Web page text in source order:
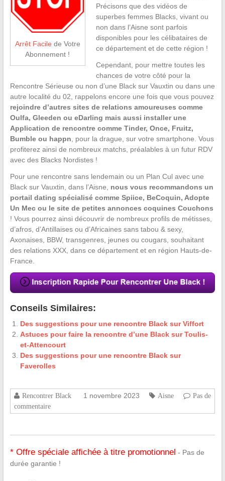
Arrêt Facile de Votre
Abonnement !
Précisons que des vidéos de
superbes femmes Blacks, vivant ou
non dans l’Aisne sont parfois
disponibles pour les célibataires de
ce département et de cette région !
Cependant, pour mettre toutes les
chances de votre côté pour la
Rencontre Sérieuse ou non d’une Black sur Vauxtin ou dans une
autre localité du 02, rappelons encore une fois que vous pouvez
rejoindre d’autres sites de relations amoureuses comme
Oulfa, Gleeden ou eDarling mais aussi installer une
Application de rencontre comme Tinder, Once, Fruitz,
Bumble ou happn , pour la drague, sur votre smartphone. Vous
profiterez ainsi de nombreux matchs, préalables à un futur RDV
avec des Blacks Nordistes !
Pour une rencontre sans lendemain ou un Plan Cul avec une
Black sur Vauxtin, dans l’Aisne, nous vous recommandons un
portail dating spécialisé comme Spiice, BeCoquin, Adopte
Un Mec ou le site de petites annonces coquines Couchons
! Vous pourrez ainsi découvrir de nombreux profils de métisses,
d’afros, d’Antillaises ou d’Africaines sans tabou & sexy,
Axonaises, BBW, transgenres, jeunes ou cougars, souhaitant
des relations XXX, dans ce département et en région Hauts-de-
France.
Conseils Similaires:
Des suggestions pour une rencontre Black sur Viffort
Astuces pour faire la rencontre d’une Black sur Toulis-
et-Attencourt
Des suggestions pour une rencontre Black sur
Faverolles
Rencontrer Black 1 novembre 2023 Aisne
Pas de
commentaire
* Offre spéciale affichée à titre promotionnel - Pas de
durée garantie !